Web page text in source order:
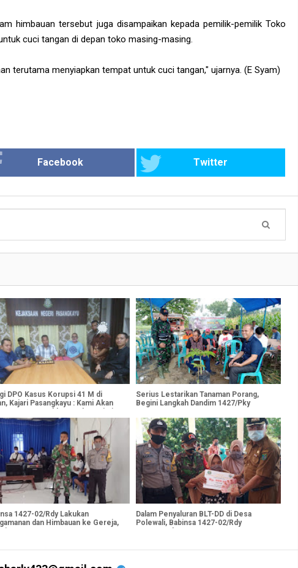
himbauan tersebut juga disampaikan kepada pemilik-pemilik Toko
cuci tangan di depan toko masing-masing.
terutama menyiapkan tempat untuk cuci tangan," ujarnya. (E Syam)
Facebook Twitter
DPO Kasus Korupsi 41 M di
Kajari Pasangkayu : Kami Akan
Serius Lestarikan Tanaman Porang,
Begini Langkah Dandim 1427/Pky
1427-02/Rdy Lakukan
dan Himbauan ke Gereja,
Dalam Penyaluran BLT-DD di Desa
Polewali, Babinsa 1427-02/Rdy